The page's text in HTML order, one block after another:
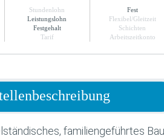
Stundenlohn
Leistungslohn
Festgehalt
Tarif
Fest
Flexibel/Gleitzeit
Schichten
Arbeitszeitkonto
familiengeführtes